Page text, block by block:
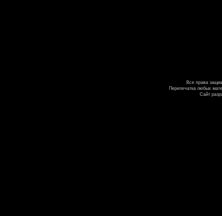
Все права
Перепечатка любых
Сайт